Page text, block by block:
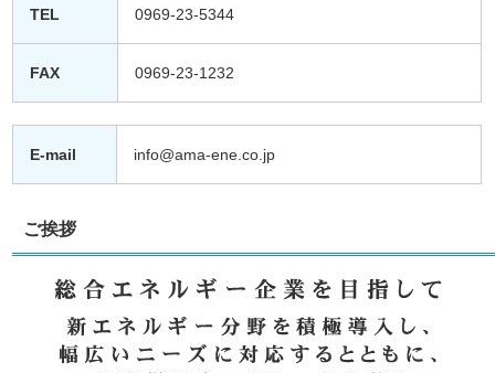
TEL 0969-23-5344
FAX 0969-23-1232
E-mail info@ama-ene.co.jp
ご挨拶